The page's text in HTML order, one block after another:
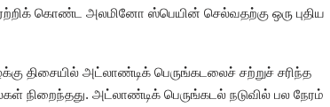
கொண்ட அலமினோ ஸ்பெயின் செல்வதற்கு ஒரு புதிய
திசையில் அட்லாண்டிக் பெருங்கடலைச் சற்றுச் சரிந்த
அட்லாண்டிக் பெருங்கடல் நடுவில் பல நேரம்